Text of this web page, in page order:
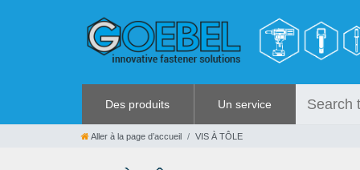
Des produits
VIS
Un service
RABAIS
Aller à la page d’accueil VIS À TÔLE